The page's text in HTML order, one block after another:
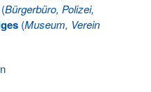
(Bürgerbüro, Polizei,
(Museum, Verein